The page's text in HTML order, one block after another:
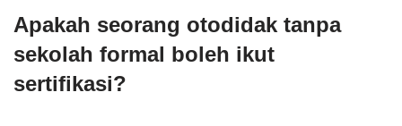
Apakah seorang otodidak tanpa
sekolah formal boleh ikut
sertifikasi?